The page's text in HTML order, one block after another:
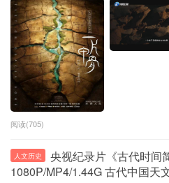
阅读(705)
人文历史
央视纪录片《古代时间
1080P/MP4/1.44G 古代中国天